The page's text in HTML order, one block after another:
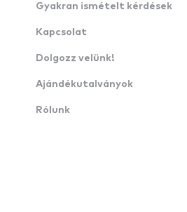
Gyakran ismételt kérdések
Kapcsolat
Dolgozz velünk!
Ajándékutalványok
Rólunk